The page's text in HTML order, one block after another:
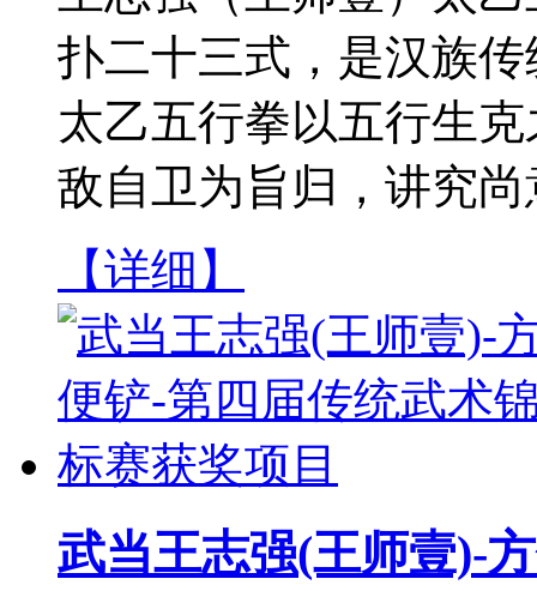
扑二十三式，是汉族
太乙五行拳以五行生
敌自卫为旨归，讲究
【详细】
武当王志强(王师壹)-